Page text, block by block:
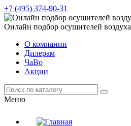
+7 (495) 374-90-31
Онлайн подбор осушителей воздуха
О компании
Дилерам
ЧаВо
Акции
Меню